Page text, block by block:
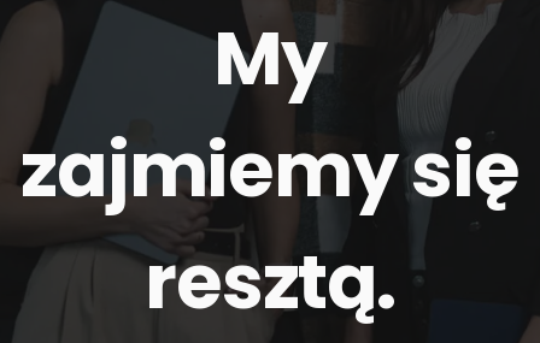
My
zajmiemy się
resztą.